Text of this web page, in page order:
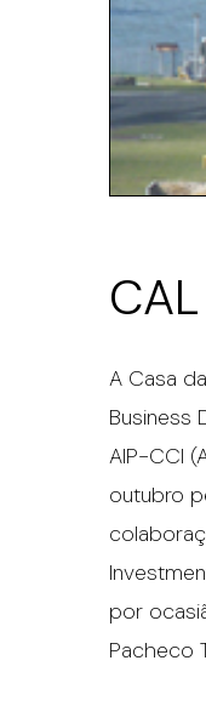
A Casa
Business
AIP-CCI
outubro
por
Pacheco